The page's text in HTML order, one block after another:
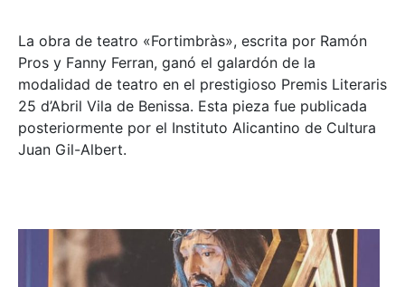
La obra de teatro «Fortimbràs», escrita por Ramón
Pros y Fanny Ferran, ganó el galardón de la
modalidad de teatro en el prestigioso Premis Literaris
25 d’Abril Vila de Benissa. Esta pieza fue publicada
posteriormente por el Instituto Alicantino de Cultura
Juan Gil-Albert.